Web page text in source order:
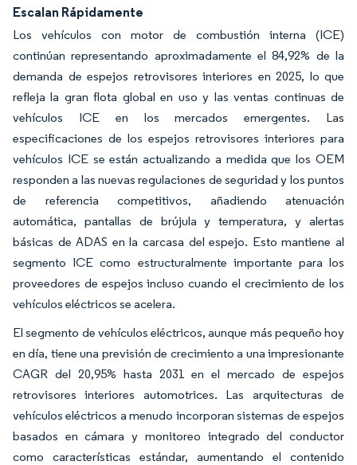
Escalan Rápidamente
Los vehículos con motor de combustión interna (ICE)
continúan representando aproximadamente el 84,92% de la
demanda de espejos retrovisores interiores en 2025, lo que
refleja la gran flota global en uso y las ventas continuas de
vehículos ICE en los mercados emergentes. Las
especificaciones de los espejos retrovisores interiores para
vehículos ICE se están actualizando a medida que los OEM
responden a las nuevas regulaciones de seguridad y los puntos
de referencia competitivos, añadiendo atenuación
automática, pantallas de brújula y temperatura, y alertas
básicas de ADAS en la carcasa del espejo. Esto mantiene al
segmento ICE como estructuralmente importante para los
proveedores de espejos incluso cuando el crecimiento de los
vehículos eléctricos se acelera.
El segmento de vehículos eléctricos, aunque más pequeño hoy
en día, tiene una previsión de crecimiento a una impresionante
CAGR del 20,95% hasta 2031 en el mercado de espejos
retrovisores interiores automotrices. Las arquitecturas de
vehículos eléctricos a menudo incorporan sistemas de espejos
basados en cámara y monitoreo integrado del conductor
como características estándar, aumentando el contenido